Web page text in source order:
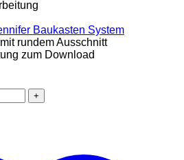
Baukasten System
rundem Ausschnitt
zum Download